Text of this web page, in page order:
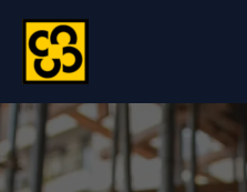
contenido